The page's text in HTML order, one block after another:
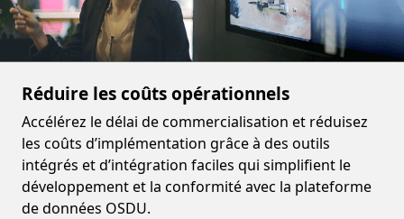
Réduire les coûts opérationnels
Accélérez le délai de commercialisation et réduisez
les coûts d’implémentation grâce à des outils
intégrés et d’intégration faciles qui simplifient le
développement et la conformité avec la plateforme
de données OSDU.